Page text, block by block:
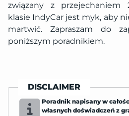
związany z
klasie IndyCar jest myk, aby
martwić. Zapraszam do
poniższym poradnikiem.
DISCLAIMER
Poradnik napisany w
własnych doświadczeń z